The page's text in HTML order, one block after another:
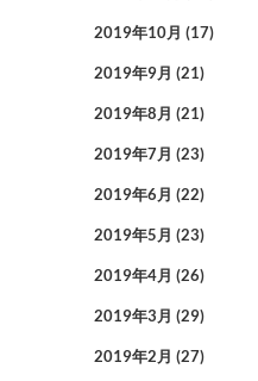
2019年10月 (17)
2019年9月 (21)
2019年8月 (21)
2019年7月 (23)
2019年6月 (22)
2019年5月 (23)
2019年4月 (26)
2019年3月 (29)
2019年2月 (27)